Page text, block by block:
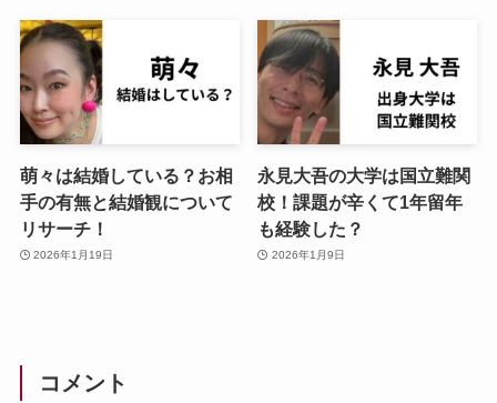
萌々は結婚している？お相
手の有無と結婚観について
リサーチ！
2026年1月19日
永見大吾の大学は国立難関
校！課題が辛くて1年留年
も経験した？
2026年1月9日
コメント